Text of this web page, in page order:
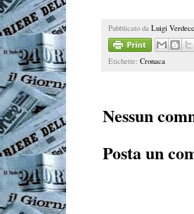
Pubblicato da Luigi
Etichette: Cronaca
Nessun
Posta un